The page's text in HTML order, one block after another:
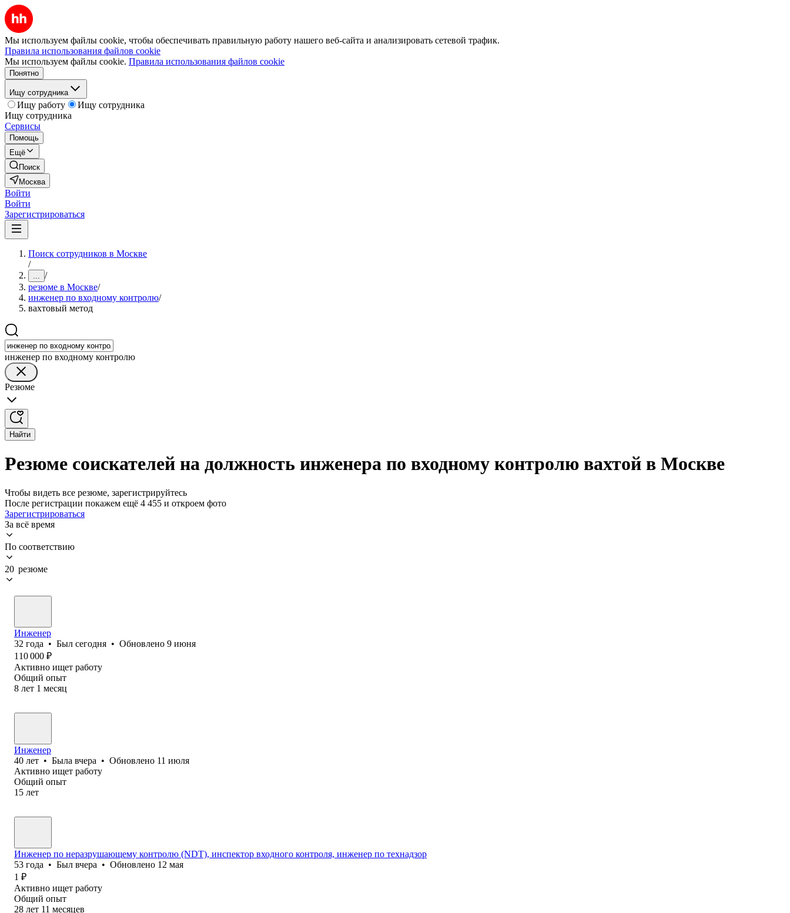
Мы используем файлы cookie, чтобы обеспечивать правильную работу нашего веб-сайта и анализировать сетевой трафик.
Правила использования файлов cookie
Мы используем файлы cookie. Правила использования файлов cookie
Понятно
Ищу сотрудника
Ищу работу
Ищу сотрудника
Ищу сотрудника
Сервисы
Помощь
Ещё
Поиск
Москва
Войти
Войти
Зарегистрироваться
Поиск сотрудников в Москве
/
... /
резюме в Москве/
инженер по входному контролю/
вахтовый метод
инженер по входному контролю
Резюме
Найти
Резюме соискателей на должность инженера по входному контролю вахтой в Москве
Чтобы видеть все резюме, зарегистрируйтесь
После регистрации покажем ещё 4 455 и откроем фото
Зарегистрироваться
За всё время
По соответствию
20 резюме
Инженер
32 года • Был сегодня • Обновлено 9 июня
110 000 ₽
Активно ищет работу
Общий опыт
8 лет 1 месяц
Инженер
40 лет • Была вчера • Обновлено 11 июля
Активно ищет работу
Общий опыт
15 лет
Инженер по неразрушающему контролю (NDT), инспектор входного контроля, инженер по технадзор
53 года • Был вчера • Обновлено 12 мая
1 ₽
Активно ищет работу
Общий опыт
28 лет 11 месяцев